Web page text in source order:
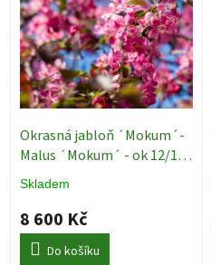
Okrasná jabloň ´Mokum´-
Malus ´Mokum´ - ok 12/14
cm Exkluziv
Skladem
8 600 Kč
Do košíku